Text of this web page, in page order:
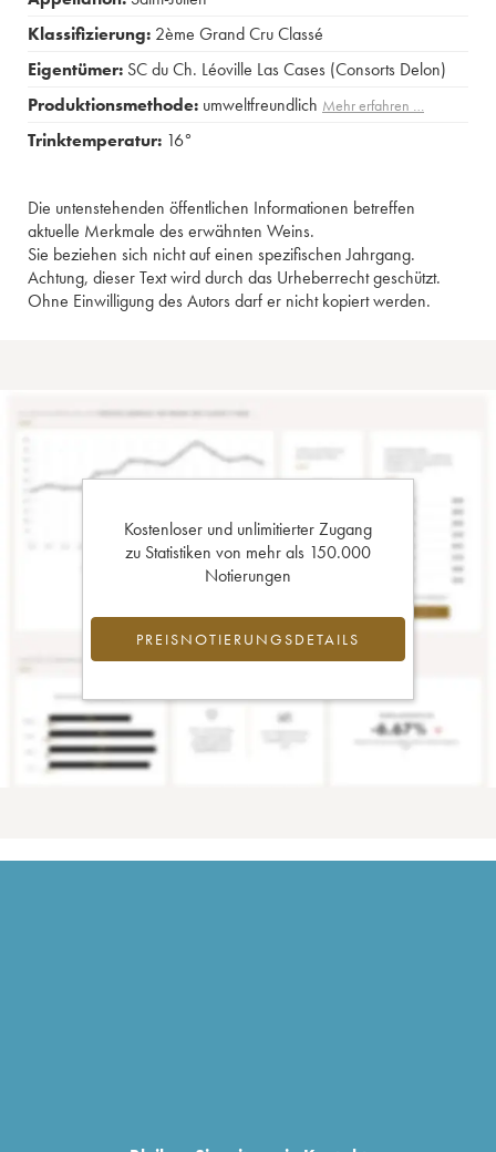
Klassifizierung: 2ème Grand Cru Classé
Eigentümer: SC du Ch. Léoville Las Cases (Consorts Delon)
Produktionsmethode: umweltfreundlich Mehr erfahren …
Trinktemperatur: 16°
Die untenstehenden öffentlichen Informationen betreffen
aktuelle Merkmale des erwähnten Weins.
Sie beziehen sich nicht auf einen spezifischen Jahrgang.
Achtung, dieser Text wird durch das Urheberrecht geschützt.
Ohne Einwilligung des Autors darf er nicht kopiert werden.
Kostenloser und unlimitierter Zugang
zu Statistiken von mehr als 150.000
Notierungen
PREISNOTIERUNGSDETAILS